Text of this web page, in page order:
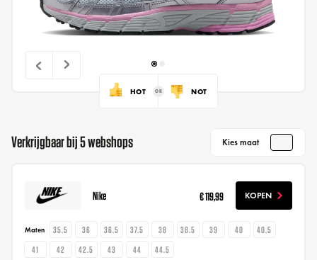
HOT NOT
Verkrijgbaar bij 5 webshops Kies maat
Nike € 119,99 KOPEN
Maten 35.5 36 36.5 37.5 38 38.5 39 40
40.5
41
42 42.5 43 44 44.5